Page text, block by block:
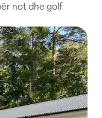
not dhe golf